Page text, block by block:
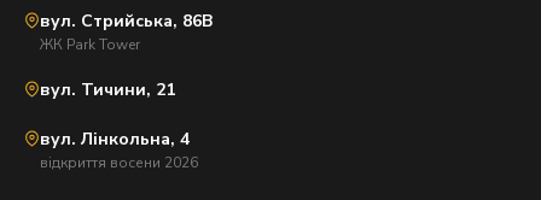
вул. Стрийська, 86В
ЖК Park Tower
вул. Тичини, 21
вул. Лінкольна, 4
відкриття восени 2026